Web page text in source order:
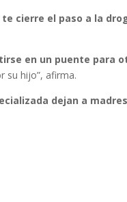
cierre el paso a la
en un puente para
su hijo”, afirma.
dejan a